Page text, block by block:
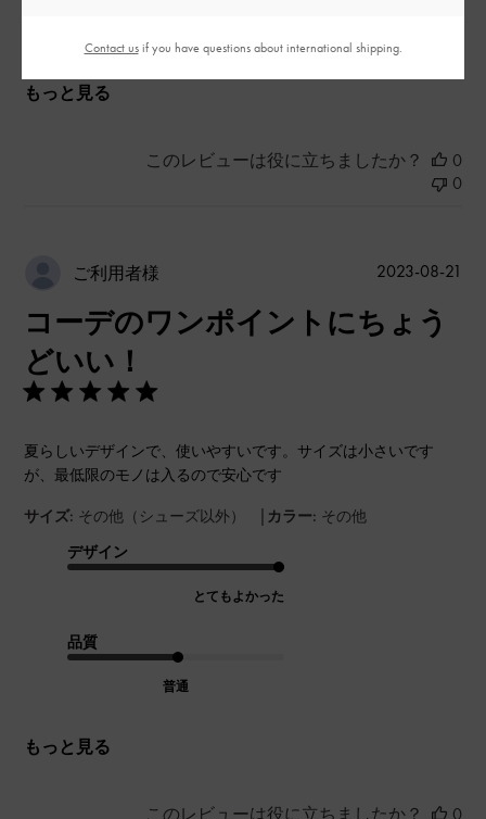
もっと見る
このレビューは役に立ちましたか？
0
0
ご利用者様
コーデのワンポイントにちょう
どいい！
夏らしいデザインで、使いやすいです。サイズは小さいです
が、最低限のモノは入るので安心です
サイズ: その他（シューズ以外） | カラー: その他
デザイン
とてもよかった
品質
普通
もっと見る
2023-08-21
このレビューは役に立ちましたか？
0
Contact usif you have questions about international shipping.